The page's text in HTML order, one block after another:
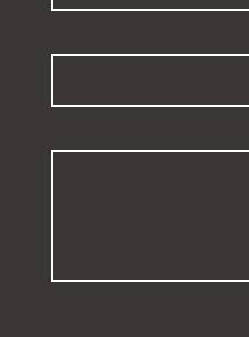
טלפון
תוכן